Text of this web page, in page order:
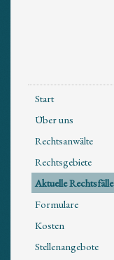
Start
Über uns
Rechtsanwälte
Rechtsgebiete
Aktuelle Rechtsfälle
Formulare
Kosten
Stellenangebote